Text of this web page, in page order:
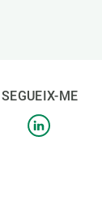
SEGUEIX-ME